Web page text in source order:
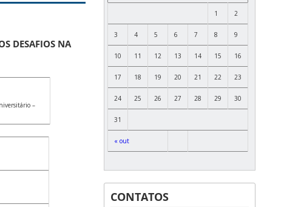
DESAFIOS NA
–
« out
1 2
3 4 5 6 7 8 9
10 11 12 13 14 15 16
17 18 19 20 21 22 23
24 25 26 27 28 29 30
31
CONTATOS